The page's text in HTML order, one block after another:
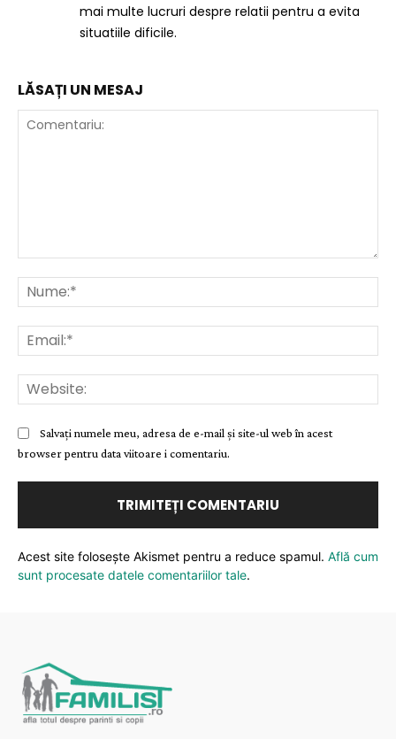
mai multe lucruri despre relatii pentru a evita
situatiile dificile.
LĂSAȚI UN MESAJ
Salvați numele meu, adresa de e-mail și site-ul web în acest
browser pentru data viitoare i comentariu.
Acest site folosește Akismet pentru a reduce spamul. Află cum
sunt procesate datele comentariilor tale.